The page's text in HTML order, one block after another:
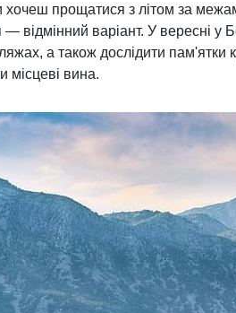
хочеш прощатися з літом за
відмінний варіант. У вересні у
а також дослідити пам'ятки
місцеві вина.